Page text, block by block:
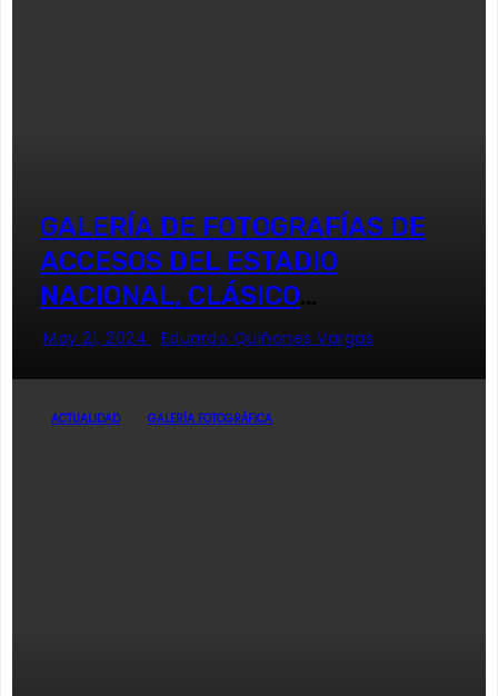
GALERÍA DE FOTOGRAFÍAS DE
ACCESOS DEL ESTADIO
NACIONAL, CLÁSICO
UNIVERSITARIO
May 21, 2024 Eduardo Quiñones Vargas
ACTUALIDAD GALERÍA FOTOGRÁFICA